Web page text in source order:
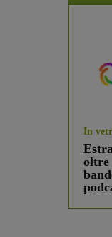
In
oltre